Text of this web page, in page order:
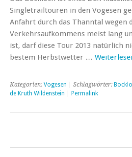
Singletrailtouren in den Vogesen
Anfahrt durch das Thanntal wegen
Verkehrsaufkommens meist lang
ist, darf diese Tour 2013 natürlich
bestem Herbstwetter …
Kategorien: Vogesen | Schlagwörter:
de Kruth Wildenstein
Permalink